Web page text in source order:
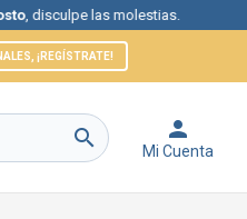
molestias.
¡REGÍSTRATE!
 
Mi Cuenta